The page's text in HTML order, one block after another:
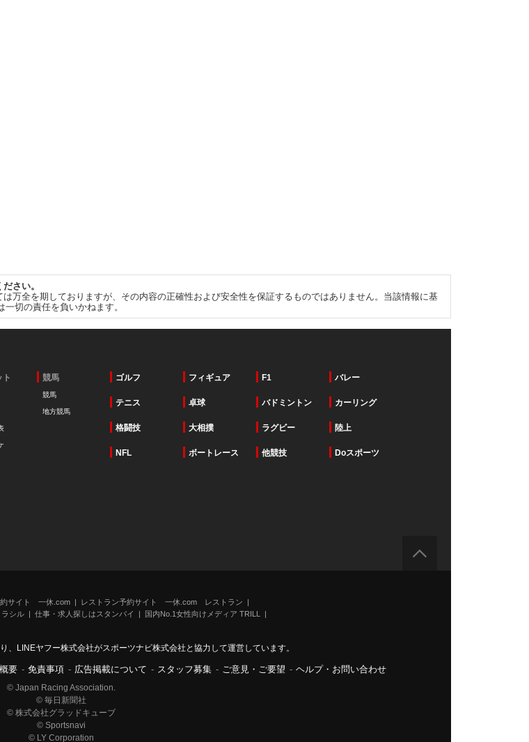
さい。
万全を期しておりますが、その内容の正確性および安全性を保証するものではありません。当該情報に基
切の責任を負いかねます。
ト 競馬
競馬
地方競馬
ゴルフ フィギュア F1 バレー
テニス 卓球 バドミントン カーリング
格闘技 大相撲 ラグビー 陸上
NFL ボートレース 他競技 Doスポーツ
約サイト 一休.com
レストラン予約サイト 一休.com レストラン
シル 仕事・求人探しはスタンバイ
国内No.1女性向けメディア TRILL
、LINEヤフー株式会社がスポーツナビ株式会社と協力して運営しています。
要 - 免責事項 - 広告掲載について - スタッフ募集 - ご意見・ご要望 - ヘルプ・お問い合わせ
© Japan Racing Association.
© 毎日新聞社
© 株式会社グラッドキューブ
© Sportsnavi
© LY Corporation